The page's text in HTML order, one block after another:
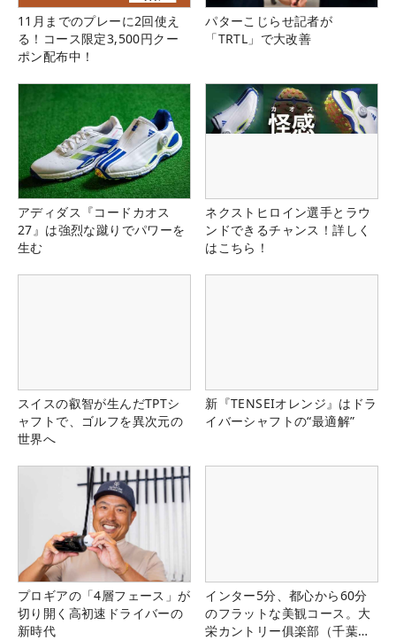
11月までのプレーに2回使え
る！コース限定3,500円クー
ポン配布中！
パターこじらせ記者が
「TRTL」で大改善
アディダス『コードカオス
27』は強烈な蹴りでパワーを
生む
ネクストヒロイン選手とラウ
ンドできるチャンス！詳しく
はこちら！
スイスの叡智が生んだTPTシ
ャフトで、ゴルフを異次元の
世界へ
新『TENSEIオレンジ』はドラ
イバーシャフトの“最適解”
プロギアの「4層フェース」が
切り開く高初速ドライバーの
新時代
インター5分、都心から60分
のフラットな美観コース。大
栄カントリー俱楽部（千葉